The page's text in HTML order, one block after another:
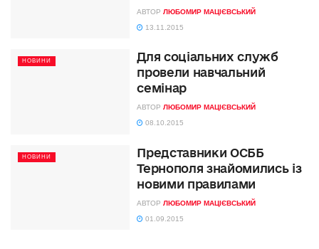
АВТОР ЛЮБОМИР МАЦІЄВСЬКИЙ
13.11.2015
НОВИНИ
Для соціальних служб
провели навчальний
семінар
АВТОР ЛЮБОМИР МАЦІЄВСЬКИЙ
08.10.2015
НОВИНИ
Представники ОСББ
Тернополя знайомились із
новими правилами
АВТОР ЛЮБОМИР МАЦІЄВСЬКИЙ
01.09.2015